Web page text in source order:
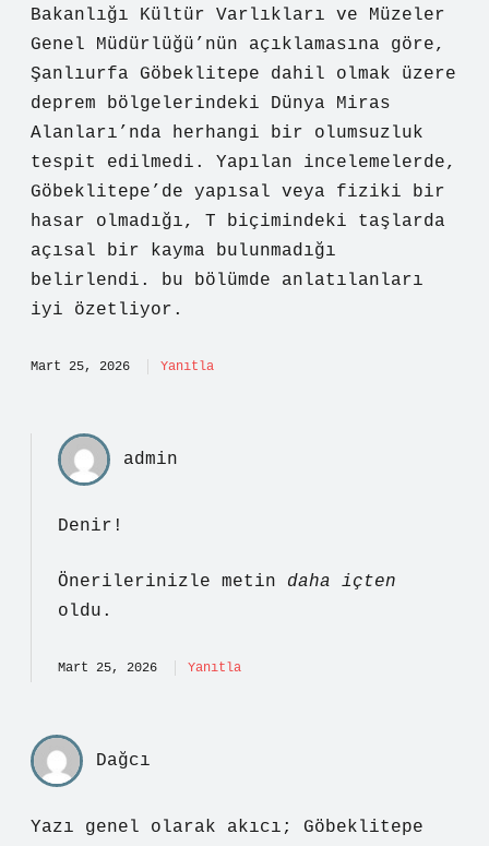
Bakanlığı Kültür Varlıkları ve Müzeler
Genel Müdürlüğü’nün açıklamasına göre,
Şanlıurfa Göbeklitepe dahil olmak üzere
deprem bölgelerindeki Dünya Miras
Alanları’nda herhangi bir olumsuzluk
tespit edilmedi. Yapılan incelemelerde,
Göbeklitepe’de yapısal veya fiziki bir
hasar olmadığı, T biçimindeki taşlarda
açısal bir kayma bulunmadığı
belirlendi. bu bölümde anlatılanları
iyi özetliyor.
Mart 25, 2026 Yanıtla
admin
Denir!
Önerilerinizle metin daha içten
oldu.
Mart 25, 2026 Yanıtla
Dağcı
Yazı genel olarak akıcı; Göbeklitepe